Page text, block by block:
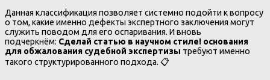
Данная классификация позволяет системно подойти к вопросу
о том, какие именно дефекты экспертного заключения могут
служить поводом для его оспаривания. И вновь
подчеркнём: Сделай статью в научном стиле! основания
для обжалования судебной экспертизы требуют именно
такого структурированного подхода. 📋